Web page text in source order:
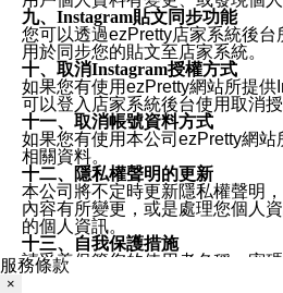
九、Instagram貼文同步功能
您可以透過ezPretty店家系統後
用於同步您的貼文至店家系統。
十、取消Instagram授權方式
如果您有使用ezPretty網站所提
可以登入店家系統後台使用取消
十一、取消帳號資料方式
如果您有使用本公司ezPretty網
相關資料。
十二、隱私權聲明的更新
本公司將不定時更新隱私權聲明
內容有所變更，或是處理您個人
的個人資訊。
十三、自我保護措施
請妥善保管您的使用者名稱、密
窗，以防止他人讀取您的個人資
服務條款
×